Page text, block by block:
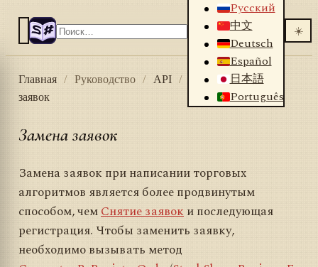
Русский
中文
Deutsch
Español
日本語
Português
☀️
Главная / Руководство / API / Заявки /
Замена
заявок
Замена заявок
Замена заявок при написании торговых
алгоритмов является более продвинутым
способом, чемСнятие заявоки последующая
регистрация. Чтобы заменить заявку,
необходимо вызывать метод